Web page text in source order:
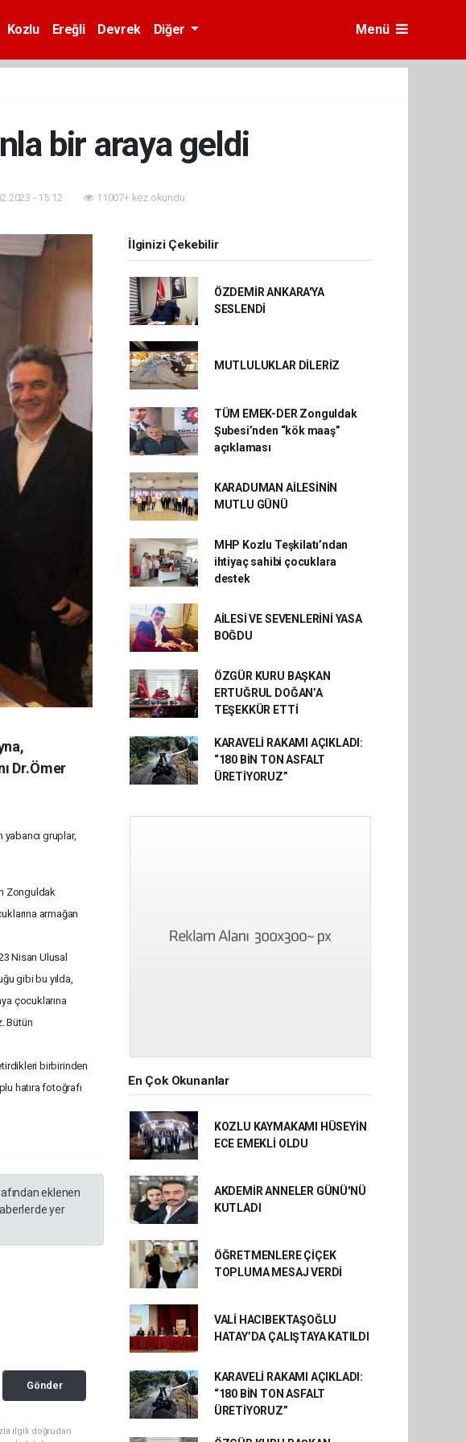
Kozlu Ereğli Devrek Diğer Menü
bir araya geldi
- 15:12 11007+ kez okundu.
Dr.Ömer
yabancı gruplar,
Zonguldak
armağan
Nisan Ulusal
gibi bu yılda,
çocuklarına
Bütün
birbirinden
hatıra fotoğrafı
eklenen
yer
Gönder
ilgili doğrudan
İlginizi Çekebilir
ÖZDEMİR ANKARA'YA
SESLENDİ
MUTLULUKLAR DİLERİZ
TÜM EMEK-DER Zonguldak
Şubesi’nden “kök maaş”
açıklaması
KARADUMAN AİLESİNİN
MUTLU GÜNÜ
MHP Kozlu Teşkilatı’ndan
ihtiyaç sahibi çocuklara
destek
AİLESİ VE SEVENLERİNİ YASA
BOĞDU
ÖZGÜR KURU BAŞKAN
ERTUĞRUL DOĞAN’A
TEŞEKKÜR ETTİ
KARAVELİ RAKAMI AÇIKLADI:
“180 BİN TON ASFALT
ÜRETİYORUZ”
En Çok Okunanlar
KOZLU KAYMAKAMI HÜSEYİN
ECE EMEKLİ OLDU
AKDEMİR ANNELER GÜNÜ'NÜ
KUTLADI
ÖĞRETMENLERE ÇİÇEK
TOPLUMA MESAJ VERDİ
VALİ HACIBEKTAŞOĞLU
HATAY’DA ÇALIŞTAYA KATILDI
KARAVELİ RAKAMI AÇIKLADI:
“180 BİN TON ASFALT
ÜRETİYORUZ”